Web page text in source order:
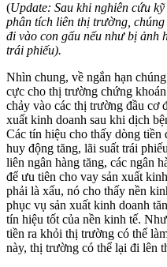
(Update: Sau khi nghiên cứu
phân tích liên thị trường,
đi vào con gấu nếu như bị
trái phiếu).
Nhìn chung, về ngắn hạn
cực cho thị trường chứng
chảy vào các thị trường đầu cơ
xuất kinh doanh sau khi dịch
Các tín hiệu cho thấy dòng tiền
huy động tăng, lãi suất trái
liên ngân hàng tăng, các ngân
để ưu tiên cho vay sản xuất
phải là xấu, nó cho thấy nền
phục vụ sản xuất kinh doanh
tín hiệu tốt của nền kinh tế.
tiền ra khỏi thị trường có thể
này, thị trường có thể lại đi lên